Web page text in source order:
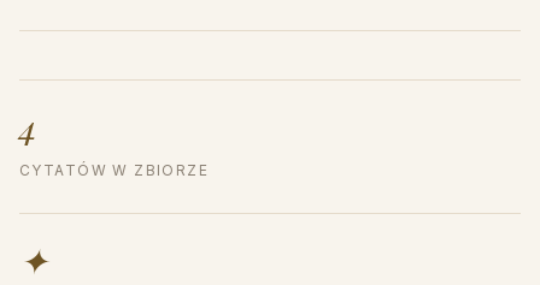
4
CYTATÓW W ZBIORZE
✦